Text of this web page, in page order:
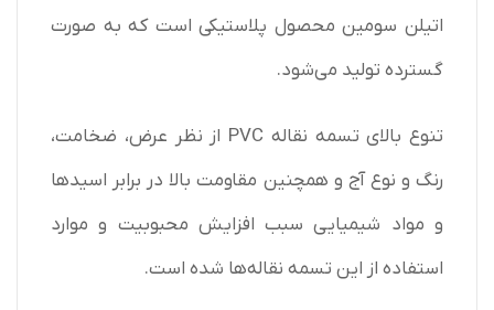
اتیلن سومین محصول پلاستیکی است که به صورت
گسترده تولید می‌شود.
تنوع بالای تسمه نقاله PVC از نظر عرض، ضخامت،
رنگ و نوع آج و همچنین مقاومت بالا در برابر اسیدها
و مواد شیمیایی سبب افزایش محبوبیت و موارد
استفاده از این تسمه نقاله‌ها شده است.